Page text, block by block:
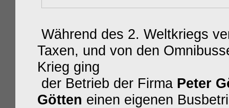
Während des 2. Weltkriegs
Taxen, und von den
Krieg ging
der Betrieb der Firma Peter
Götten einen eigenen